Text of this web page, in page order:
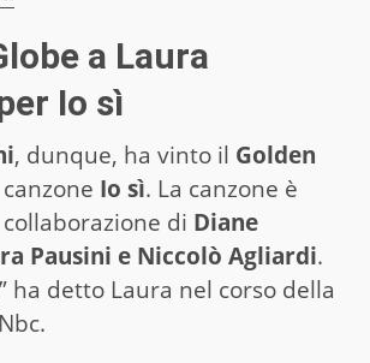
a Laura
Io sì
, dunque, ha vinto il Golden
Io sì. La canzone è
di Diane
Pausini e Niccolò Agliardi.
ha detto Laura nel corso della